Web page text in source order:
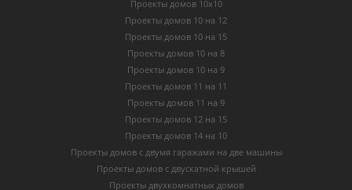
Проекты домов 10х10
Проекты домов 10 на 12
Проекты домов 10 на 15
Проекты домов 10 на 8
Проекты домов 10 на 9
Проекты домов 11 на 11
Проекты домов 11 на 9
Проекты домов 12 на 15
Проекты домов 14 на 10
Проекты домов с двумя гаражами на две машины
Проекты домов с двускатной крышей
Проекты двухкомнатных домов